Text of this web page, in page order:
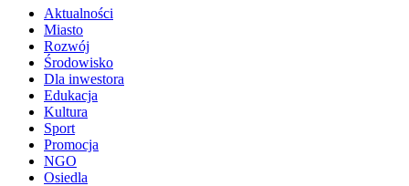
Aktualności
Miasto
Rozwój
Środowisko
Dla inwestora
Edukacja
Kultura
Sport
Promocja
NGO
Osiedla